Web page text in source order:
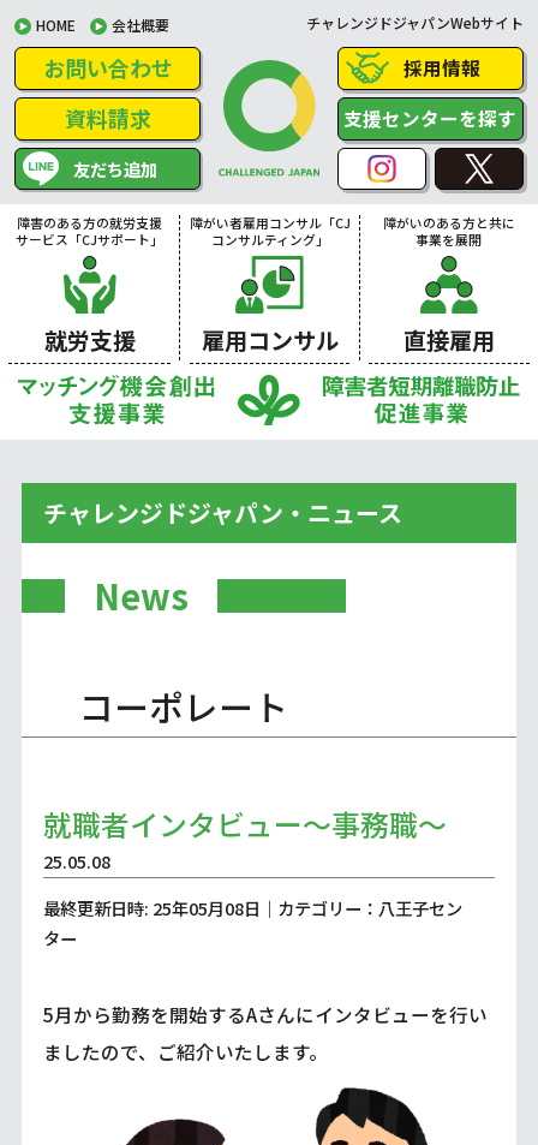
HOME 会社概要 チャレンジドジャパンWebサイト
お問い合わせ
資料請求
友だち追加
採用情報
支援センターを探す
障害のある方の就労支援
サービス「CJサポート」
就労支援
障がい者雇用コンサル「CJ
コンサルティング」
雇用コンサル
障がいのある方と共に
事業を展開
直接雇用
チャレンジドジャパン・ニュース
News
コーポレート
就職者インタビュー～事務職～
25.05.08
最終更新日時: 25年05月08日｜カテゴリー：八王子セン
ター
5月から勤務を開始するAさんにインタビューを行い
ましたので、ご紹介いたします。